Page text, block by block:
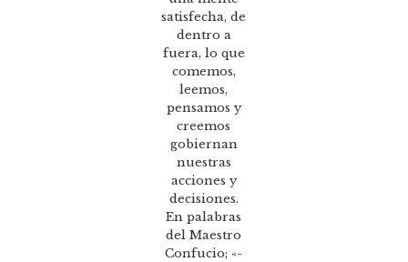
satisfecha, de
dentro a
fuera, lo que
comemos,
leemos,
pensamos y
creemos
gobiernan
nuestras
acciones y
decisiones.
En palabras
del Maestro
Confucio; «-